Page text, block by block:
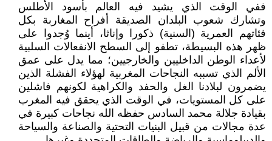
ففي الوقت الذي يشيد فيه العالم بأسود الأطلس
وتشارك شعوب البلدان الصديقة أفراح المغاربة بكل
فئاتهم العمرية (السنية) ذكورا وإناثا، أينما وُجدوا على
ظهر هذه البسيطة، تطفو إلى السطح الانفعالات السلبية
لأعداء الوطن الداخليين والخارجيين؛ مما يدل على عمق
الألم الذي تسببه النجاحات المغربية لهؤلاء الفشلة الذين
يضمرون لبلادنا الغل والحفد والكراهية لكونهم فاشلين
على كل المستويات، في الوقت الذي يحقق فيه المغرب
بقيادة جلالة محمد السادس حفظه الله نجاحات كبيرة في
عدة مجالات من قبيل البنيات التحتية والصناعة والسياحة